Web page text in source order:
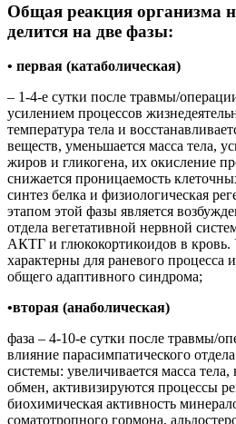
Общая реакция организма
делится на две фазы:
• первая (катаболическая)
– 1-4-е сутки после травмы/
усилением процессов
температура тела и
веществ, уменьшается масса тела,
жиров и гликогена, их окисление
снижается проницаемость
синтез белка и физиологическая
этапом этой фазы является
отдела вегетативной нервной
АКТГ и глюкокортикоидов в кровь.
характерны для раневого процесса
общего адаптивного синдрома;
•вторая (анаболическая)
фаза – 4-10-е сутки после травмы/
влияние парасимпатического
системы: увеличивается масса
обмен, активизируются процессы
биохимическая активность
соматотропного гормона,